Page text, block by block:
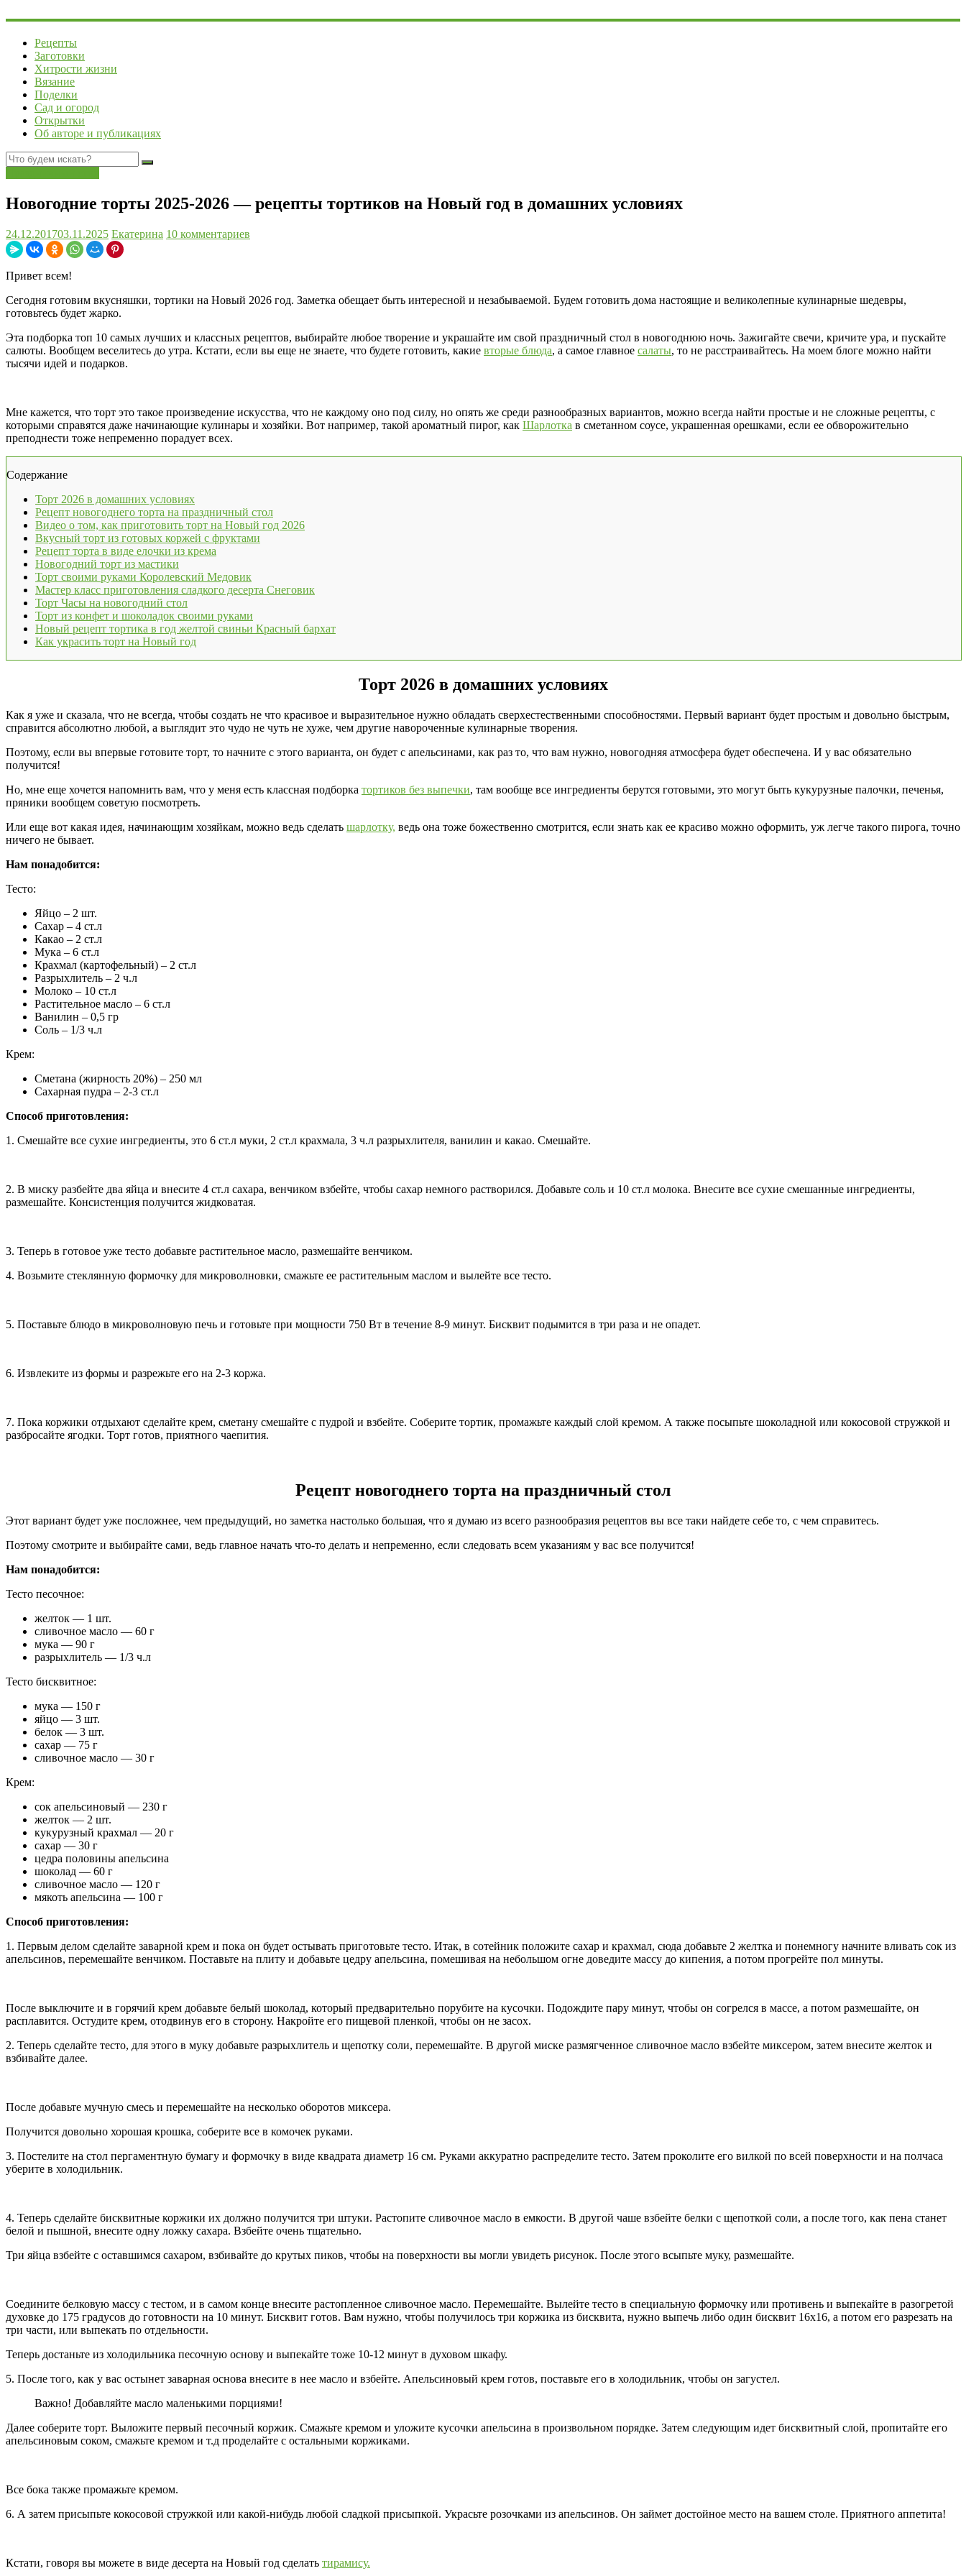
Рецепты
Заготовки
Хитрости жизни
Вязание
Поделки
Сад и огород
Открытки
Об авторе и публикациях
Новогодние торты 2025-2026 — рецепты тортиков на Новый год в домашних условиях
24.12.201703.11.2025 Екатерина 10 комментариев
Привет всем!
Сегодня готовим вкусняшки, тортики на Новый 2026 год. Заметка обещает быть интересной и незабываемой. Будем готовить дома настоящие и великолепные кулинарные шедевры,
готовьтесь будет жарко.
Эта подборка топ 10 самых лучших и классных рецептов, выбирайте любое творение и украшайте им свой праздничный стол в новогоднюю ночь. Зажигайте свечи, кричите ура, и пускайте
салюты. Вообщем веселитесь до утра. Кстати, если вы еще не знаете, что будете готовить, какие вторые блюда, а самое главное салаты, то не расстраивайтесь. На моем блоге можно найти
тысячи идей и подарков.
Мне кажется, что торт это такое произведение искусства, что не каждому оно под силу, но опять же среди разнообразных вариантов, можно всегда найти простые и не сложные рецепты, с
которыми справятся даже начинающие кулинары и хозяйки. Вот например, такой ароматный пирог, как Шарлотка в сметанном соусе, украшенная орешками, если ее обворожительно
преподнести тоже непременно порадует всех.
Содержание
Торт 2026 в домашних условиях
Рецепт новогоднего торта на праздничный стол
Видео о том, как приготовить торт на Новый год 2026
Вкусный торт из готовых коржей с фруктами
Рецепт торта в виде елочки из крема
Новогодний торт из мастики
Торт своими руками Королевский Медовик
Мастер класс приготовления сладкого десерта Снеговик
Торт Часы на новогодний стол
Торт из конфет и шоколадок своими руками
Новый рецепт тортика в год желтой свиньи Красный бархат
Как украсить торт на Новый год
Торт 2026 в домашних условиях
Как я уже и сказала, что не всегда, чтобы создать не что красивое и выразительное нужно обладать сверхестественными способностями. Первый вариант будет простым и довольно быстрым,
справится абсолютно любой, а выглядит это чудо не чуть не хуже, чем другие навороченные кулинарные творения.
Поэтому, если вы впервые готовите торт, то начните с этого варианта, он будет с апельсинами, как раз то, что вам нужно, новогодняя атмосфера будет обеспечена. И у вас обязательно
получится!
Но, мне еще хочется напомнить вам, что у меня есть классная подборка тортиков без выпечки, там вообще все ингредиенты берутся готовыми, это могут быть кукурузные палочки, печенья,
пряники вообщем советую посмотреть.
Или еще вот какая идея, начинающим хозяйкам, можно ведь сделать шарлотку, ведь она тоже божественно смотрится, если знать как ее красиво можно оформить, уж легче такого пирога, точно
ничего не бывает.
Нам понадобится:
Тесто:
Яйцо – 2 шт.
Сахар – 4 ст.л
Какао – 2 ст.л
Мука – 6 ст.л
Крахмал (картофельный) – 2 ст.л
Разрыхлитель – 2 ч.л
Молоко – 10 ст.л
Растительное масло – 6 ст.л
Ванилин – 0,5 гр
Соль – 1/3 ч.л
Крем:
Сметана (жирность 20%) – 250 мл
Сахарная пудра – 2-3 ст.л
Способ приготовления:
1. Смешайте все сухие ингредиенты, это 6 ст.л муки, 2 ст.л крахмала, 3 ч.л разрыхлителя, ванилин и какао. Смешайте.
2. В миску разбейте два яйца и внесите 4 ст.л сахара, венчиком взбейте, чтобы сахар немного растворился. Добавьте соль и 10 ст.л молока. Внесите все сухие смешанные ингредиенты,
размешайте. Консистенция получится жидковатая.
3. Теперь в готовое уже тесто добавьте растительное масло, размешайте венчиком.
4. Возьмите стеклянную формочку для микроволновки, смажьте ее растительным маслом и вылейте все тесто.
5. Поставьте блюдо в микроволновую печь и готовьте при мощности 750 Вт в течение 8-9 минут. Бисквит подымится в три раза и не опадет.
6. Извлеките из формы и разрежьте его на 2-3 коржа.
7. Пока коржики отдыхают сделайте крем, сметану смешайте с пудрой и взбейте. Соберите тортик, промажьте каждый слой кремом. А также посыпьте шоколадной или кокосовой стружкой и
разбросайте ягодки. Торт готов, приятного чаепития.
Рецепт новогоднего торта на праздничный стол
Этот вариант будет уже посложнее, чем предыдущий, но заметка настолько большая, что я думаю из всего разнообразия рецептов вы все таки найдете себе то, с чем справитесь.
Поэтому смотрите и выбирайте сами, ведь главное начать что-то делать и непременно, если следовать всем указаниям у вас все получится!
Нам понадобится:
Тесто песочное:
желток — 1 шт.
сливочное масло — 60 г
мука — 90 г
разрыхлитель — 1/3 ч.л
Тесто бисквитное:
мука — 150 г
яйцо — 3 шт.
белок — 3 шт.
сахар — 75 г
сливочное масло — 30 г
Крем:
сок апельсиновый — 230 г
желток — 2 шт.
кукурузный крахмал — 20 г
сахар — 30 г
цедра половины апельсина
шоколад — 60 г
сливочное масло — 120 г
мякоть апельсина — 100 г
Способ приготовления:
1. Первым делом сделайте заварной крем и пока он будет остывать приготовьте тесто. Итак, в сотейник положите сахар и крахмал, сюда добавьте 2 желтка и понемногу начните вливать сок из
апельсинов, перемешайте венчиком. Поставьте на плиту и добавьте цедру апельсина, помешивая на небольшом огне доведите массу до кипения, а потом прогрейте пол минуты.
После выключите и в горячий крем добавьте белый шоколад, который предварительно порубите на кусочки. Подождите пару минут, чтобы он согрелся в массе, а потом размешайте, он
расплавится. Остудите крем, отодвинув его в сторону. Накройте его пищевой пленкой, чтобы он не засох.
2. Теперь сделайте тесто, для этого в муку добавьте разрыхлитель и щепотку соли, перемешайте. В другой миске размягченное сливочное масло взбейте миксером, затем внесите желток и
взбивайте далее.
После добавьте мучную смесь и перемешайте на несколько оборотов миксера.
Получится довольно хорошая крошка, соберите все в комочек руками.
3. Постелите на стол пергаментную бумагу и формочку в виде квадрата диаметр 16 см. Руками аккуратно распределите тесто. Затем проколите его вилкой по всей поверхности и на полчаса
уберите в холодильник.
4. Теперь сделайте бисквитные коржики их должно получится три штуки. Растопите сливочное масло в емкости. В другой чаше взбейте белки с щепоткой соли, а после того, как пена станет
белой и пышной, внесите одну ложку сахара. Взбейте очень тщательно.
Три яйца взбейте с оставшимся сахаром, взбивайте до крутых пиков, чтобы на поверхности вы могли увидеть рисунок. После этого всыпьте муку, размешайте.
Соедините белковую массу с тестом, и в самом конце внесите растопленное сливочное масло. Перемешайте. Вылейте тесто в специальную формочку или противень и выпекайте в разогретой
духовке до 175 градусов до готовности на 10 минут. Бисквит готов. Вам нужно, чтобы получилось три коржика из бисквита, нужно выпечь либо один бисквит 16х16, а потом его разрезать на
три части, или выпекать по отдельности.
Теперь достаньте из холодильника песочную основу и выпекайте тоже 10-12 минут в духовом шкафу.
5. После того, как у вас остынет заварная основа внесите в нее масло и взбейте. Апельсиновый крем готов, поставьте его в холодильник, чтобы он загустел.
Важно! Добавляйте масло маленькими порциями!
Далее соберите торт. Выложите первый песочный коржик. Смажьте кремом и уложите кусочки апельсина в произвольном порядке. Затем следующим идет бисквитный слой, пропитайте его
апельсиновым соком, смажьте кремом и т.д проделайте с остальными коржиками.
Все бока также промажьте кремом.
6. А затем присыпьте кокосовой стружкой или какой-нибудь любой сладкой присыпкой. Украсьте розочками из апельсинов. Он займет достойное место на вашем столе. Приятного аппетита!
Кстати, говоря вы можете в виде десерта на Новый год сделать тирамису.